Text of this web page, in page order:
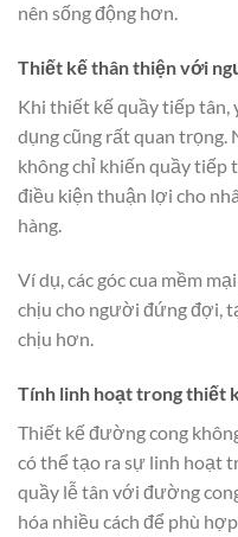
nên sống động hơn.
Thiết kế thân thiện với
Khi thiết kế quầy tiếp
dụng cũng rất quan trọng.
không chỉ khiến quầy tiếp
điều kiện thuận lợi cho
hàng.
Ví dụ, các góc cua mềm
chịu cho người đứng đợi,
chịu hơn.
Tính linh hoạt trong thiết
Thiết kế đường cong
có thể tạo ra sự linh hoạt
quầy lễ tân với đường
hóa nhiều cách để phù